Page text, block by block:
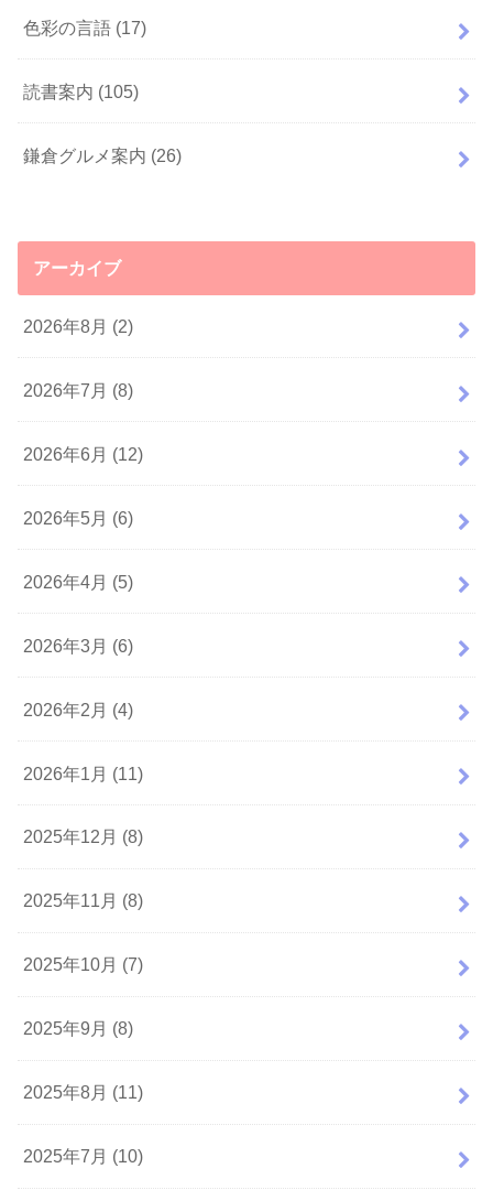
色彩の言語 (17)
読書案内 (105)
鎌倉グルメ案内 (26)
アーカイブ
2026年8月 (2)
2026年7月 (8)
2026年6月 (12)
2026年5月 (6)
2026年4月 (5)
2026年3月 (6)
2026年2月 (4)
2026年1月 (11)
2025年12月 (8)
2025年11月 (8)
2025年10月 (7)
2025年9月 (8)
2025年8月 (11)
2025年7月 (10)